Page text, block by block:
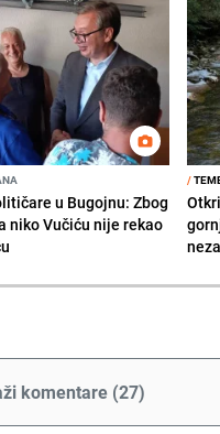
u Bugojnu: Zbog
niko Vučiću nije rekao
/
komentare (27)